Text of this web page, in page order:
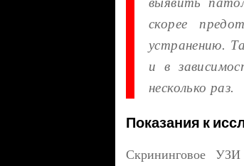
скорее
устранению.
и в
несколько раз.
Показания к
Скрининговое